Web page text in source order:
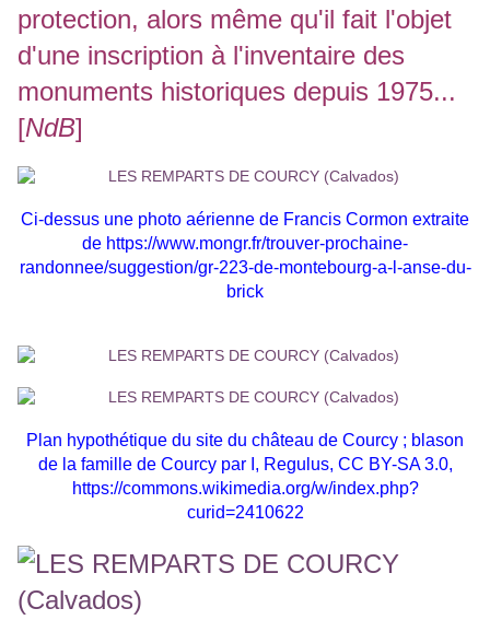
protection, alors même qu'il fait l'objet
d'une inscription à l'inventaire des
monuments historiques depuis 1975...
[NdB]
Ci-dessus une photo aérienne de Francis Cormon extraite
de https://www.mongr.fr/trouver-prochaine-
randonnee/suggestion/gr-223-de-montebourg-a-l-anse-du-
brick
Plan hypothétique du site du château de Courcy ; blason
de la famille de Courcy par I, Regulus, CC BY-SA 3.0,
https://commons.wikimedia.org/w/index.php?
curid=2410622